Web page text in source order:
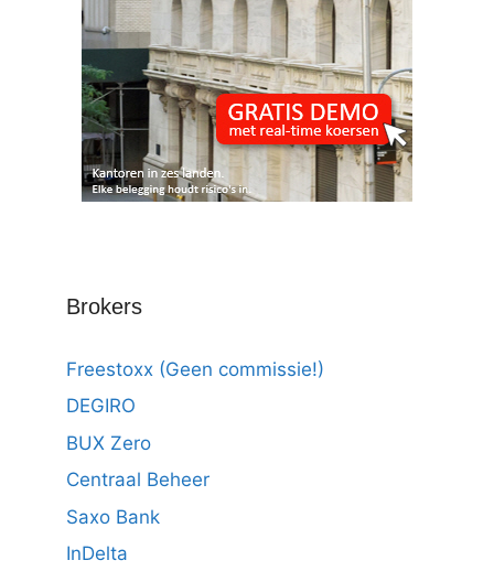
Brokers
Freestoxx (Geen commissie!)
DEGIRO
BUX Zero
Centraal Beheer
Saxo Bank
InDelta